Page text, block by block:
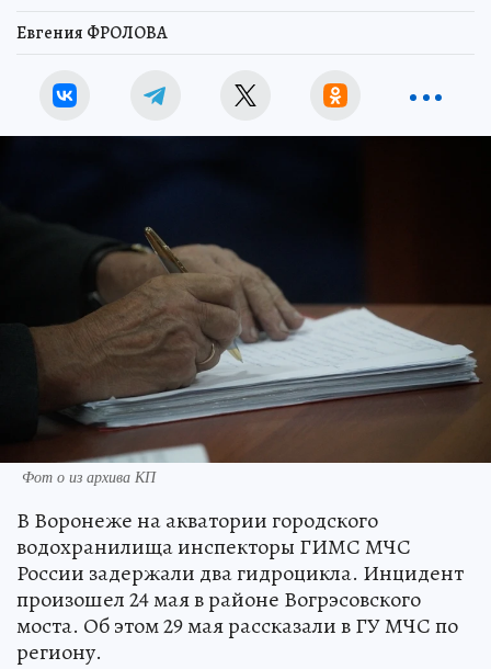
Евгения ФРОЛОВА
Фот о из архива КП
В Воронеже на акватории городского
водохранилища инспекторы ГИМС МЧС
России задержали два гидроцикла. Инцидент
произошел 24 мая в районе Вогрэсовского
моста. Об этом 29 мая рассказали в ГУ МЧС по
региону.